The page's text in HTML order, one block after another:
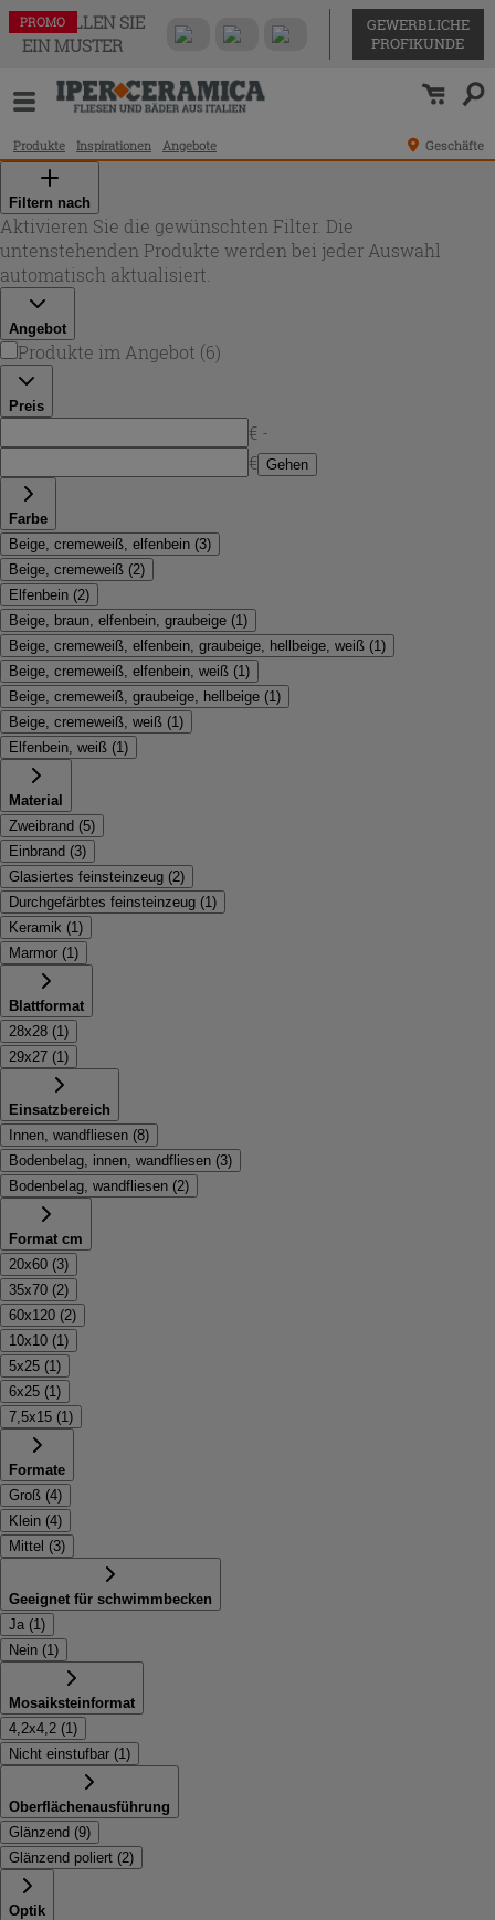
BESTELLEN SIE
EIN MUSTER
GEWERBLICHE
PROFIKUNDE
Produkte Inspirationen Angebote Geschäfte
Filtern nach
Aktivieren Sie die gewünschten Filter. Die
untenstehenden Produkte werden bei jeder Auswahl
automatisch aktualisiert.
Angebot
Produkte im Angebot (6)
Preis
€ -
€ Gehen
Farbe
Beige, cremeweiß, elfenbein (3)
Beige, cremeweiß (2)
Elfenbein (2)
Beige, braun, elfenbein, graubeige (1)
Beige, cremeweiß, elfenbein, graubeige, hellbeige, weiß (1)
Beige, cremeweiß, elfenbein, weiß (1)
Beige, cremeweiß, graubeige, hellbeige (1)
Beige, cremeweiß, weiß (1)
Elfenbein, weiß (1)
Material
Zweibrand (5)
Einbrand (3)
Glasiertes feinsteinzeug (2)
Durchgefärbtes feinsteinzeug (1)
Keramik (1)
Marmor (1)
Blattformat
28x28 (1)
29x27 (1)
Einsatzbereich
Innen, wandfliesen (8)
Bodenbelag, innen, wandfliesen (3)
Bodenbelag, wandfliesen (2)
Format cm
20x60 (3)
35x70 (2)
60x120 (2)
10x10 (1)
5x25 (1)
6x25 (1)
7,5x15 (1)
Formate
Groß (4)
Klein (4)
Mittel (3)
Geeignet für schwimmbecken
Ja (1)
Nein (1)
Mosaiksteinformat
4,2x4,2 (1)
Nicht einstufbar (1)
Oberflächenausführung
Glänzend (9)
Glänzend poliert (2)
Optik
PROMO
PROMO
PROMO
PROMO
PROMO
PROMO